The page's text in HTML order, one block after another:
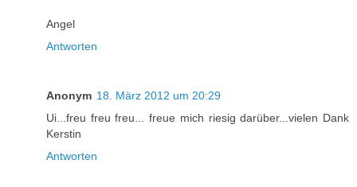
Angel
Antworten
Anonym 18. März 2012 um 20:29
Ui...freu freu freu... freue mich riesig darüber...vielen Dank
Kerstin
Antworten